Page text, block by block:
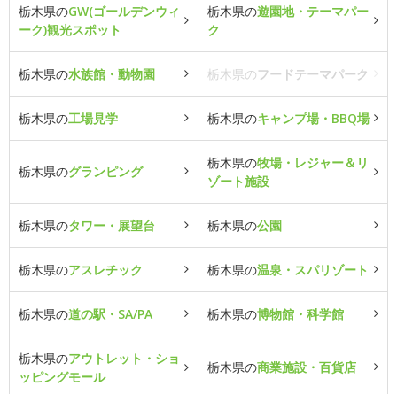
栃木県のGW(ゴールデンウィ
ーク)観光スポット
栃木県の遊園地・テーマパー
ク
栃木県の水族館・動物園 栃木県のフードテーマパーク
栃木県の工場見学 栃木県のキャンプ場・BBQ場
栃木県のグランピング
栃木県の牧場・レジャー＆リ
ゾート施設
栃木県のタワー・展望台 栃木県の公園
栃木県のアスレチック 栃木県の温泉・スパリゾート
栃木県の道の駅・SA/PA 栃木県の博物館・科学館
栃木県のアウトレット・ショ
ッピングモール
栃木県の商業施設・百貨店